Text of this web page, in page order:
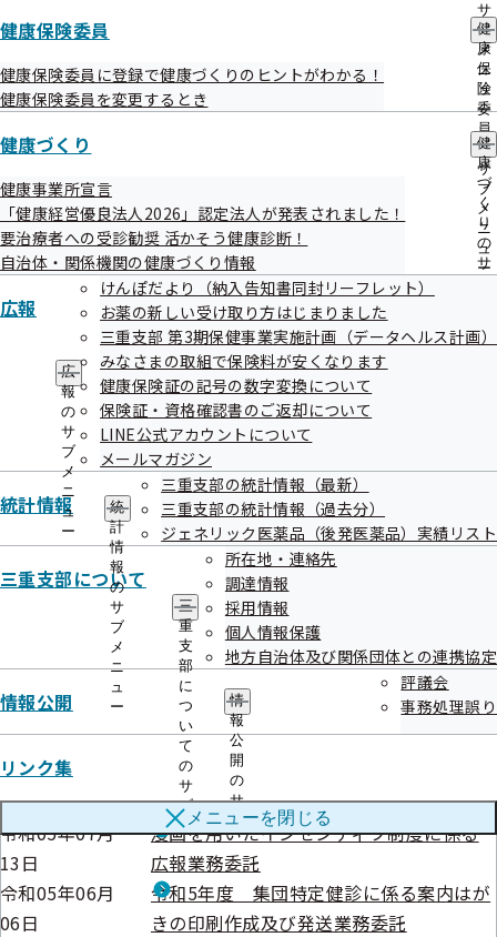
サ
ブ
メ
ニ
ュ
ー
健康保険委員
健
康
保
険
委
員
の
サ
ブ
メ
ニ
ュ
ー
健康保険委員に登録で健康づくりのヒントがわかる！
健康保険委員を変更するとき
健康づくり
健
康
づ
く
り
の
サ
ュ
健康事業所宣言
「健康経営優良法人2026」認定法人が発表されました！
要治療者への受診勧奨 活かそう健康診断！
自治体・関係機関の健康づくり情報
広報
広
報
の
サ
ブ
メ
ニ
ュ
ー
けんぽだより（納入告知書同封リーフレット）
お薬の新しい受け取り方はじまりました
三重支部 第3期保健事業実施計画（データヘルス計画）
みなさまの取組で保険料が安くなります
健康保険証の記号の数字変換について
保険証・資格確認書のご返却について
LINE公式アカウントについて
メールマガジン
統計情報
統
計
情
報
の
サ
ブ
メ
ニ
ュ
ー
三重支部の統計情報（最新）
三重支部の統計情報（過去分）
ジェネリック医薬品（後発医薬品）実績リスト
三重支部について
三
重
支
部
に
つ
い
て
の
サ
ブ
メ
ニ
ュ
ー
所在地・連絡先
調達情報
採用情報
個人情報保護
地方自治体及び関係団体との連携協定
情報公開
情
報
公
開
の
サ
ブ
メ
ニ
ー
評議会
事務処理誤り
リンク集
メニューを閉じる
公告日
令和06年03月
01日
令和６年度全国健康保険協会三重支部が
発送する郵便物に関する郵便局への差出
業務委託
令和06年02月
全国健康保険協会三重支部で使用する複
令和06年02月
09日
令和 6 年度返納金債権回収に係る弁護士
名催告業務委託
令和06年02月
08日
令和 6 年度納入告知書同封リーフレット
に係る印刷・作製等業務委託
令和06年02月
令和 6 年度健康保険委員向け広報誌の
データ作成等業務委託
令和06年02月
令和 6 年度前期 集団特定健診受診勧奨に
係る通知物の作成等業務委託
令和06年02月
05日
令和6年度健康保険委員向け広報誌の作成
に係る印刷製本及び封入封緘等業務委託
令和06年02月
令和6年度保険料率改定の周知に係る新聞
広告の掲載業務委託
令和05年11月
07日
年次案内関連文書5点の作成業務委託
令和05年09月
19日
令和6年度①生活習慣病予防健診対象者一
覧等②特定健康診査受診券等封入封緘 及
び発送業務委託
令和05年08月
04日
令和5年度後期集団特定健診受診勧奨に係
る 通知物（6種）の作成等業務委託
令和05年07月
28日
文書等の保管及び管理等に関する業務委
託
令和05年07月
13日
漫画を用いたインセンティブ制度に係る
広報業務委託
令和05年06月
06日
令和5年度 集団特定健診に係る案内はが
きの印刷作成及び発送業務委託